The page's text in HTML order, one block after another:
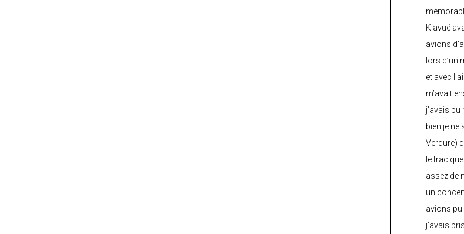
Kiavué
avions
lors d’un
et avec
m’avait
j’avais
bien je ne
Verdure)
le trac
assez de
un
avions pu
j’avais